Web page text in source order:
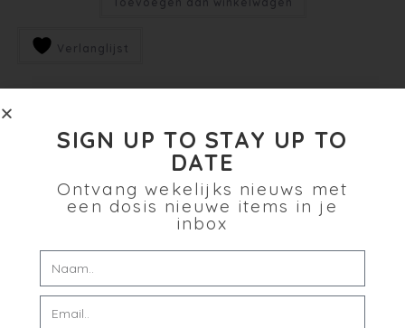
Verlanglijst
SIGN UP TO STAY UP TO
DATE
Ontvang wekelijks nieuws met
een dosis nieuwe items in je
inbox